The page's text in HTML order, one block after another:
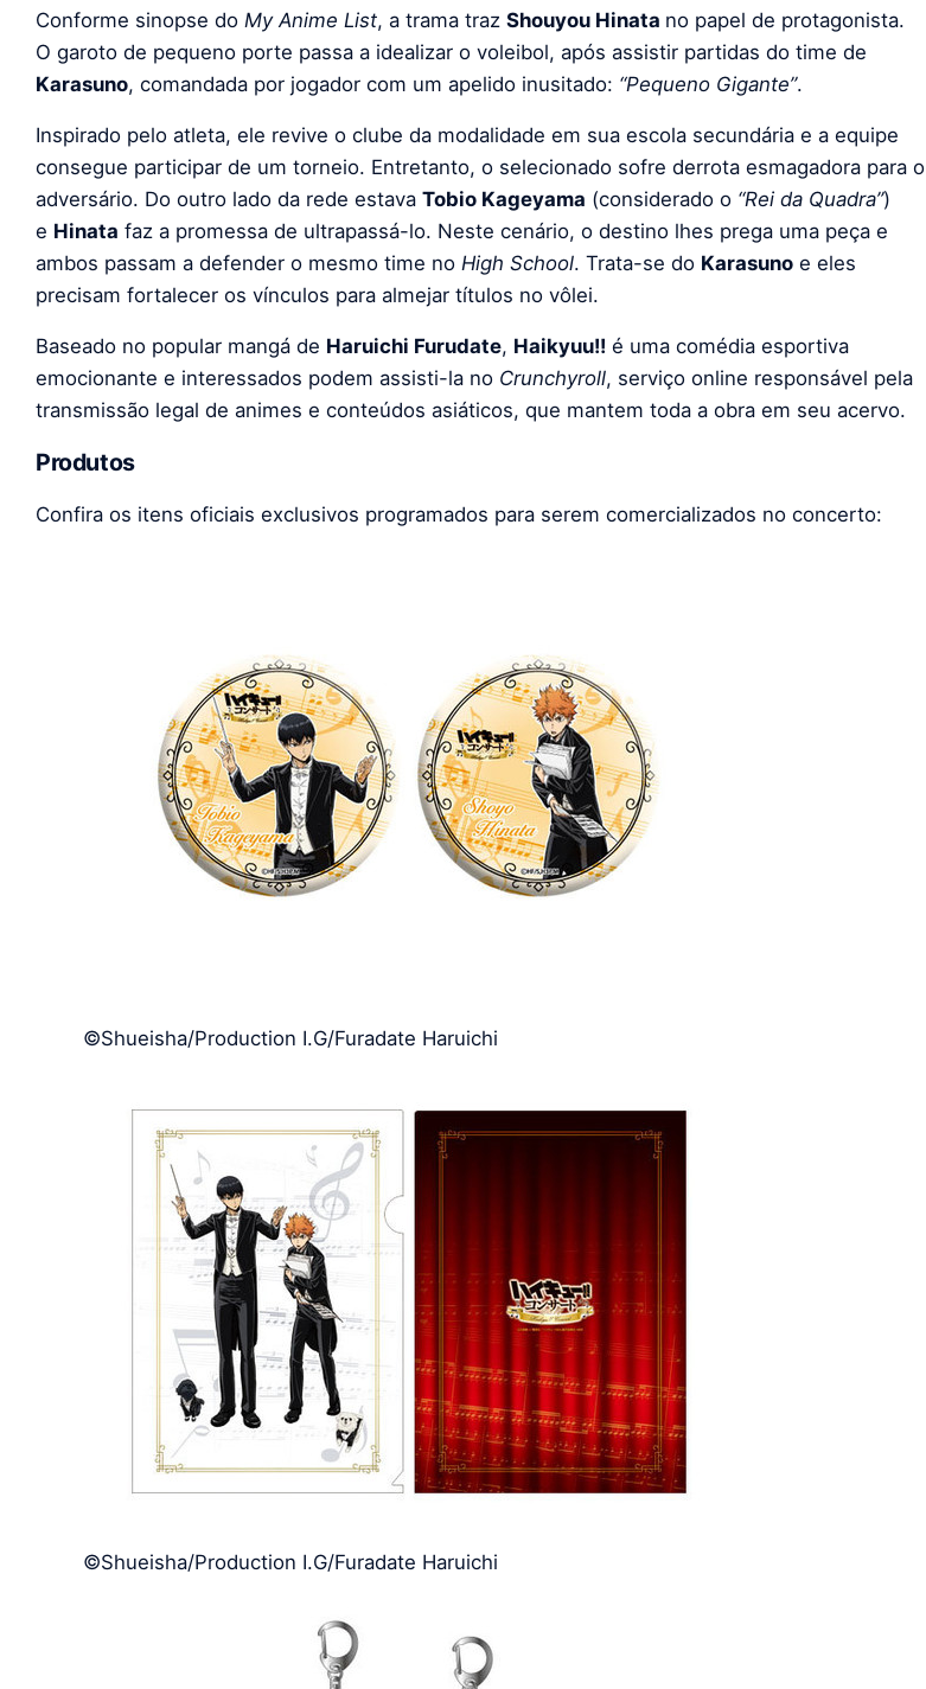
Conforme sinopse do My Anime List, a trama traz Shouyou Hinata no papel de protagonista.
O garoto de pequeno porte passa a idealizar o voleibol, após assistir partidas do time de
Karasuno, comandada por jogador com um apelido inusitado: “Pequeno Gigante”.
Inspirado pelo atleta, ele revive o clube da modalidade em sua escola secundária e a equipe
consegue participar de um torneio. Entretanto, o selecionado sofre derrota esmagadora para o
adversário. Do outro lado da rede estava Tobio Kageyama (considerado o “Rei da Quadra”)
e Hinata faz a promessa de ultrapassá-lo. Neste cenário, o destino lhes prega uma peça e
ambos passam a defender o mesmo time no High School. Trata-se do Karasuno e eles
precisam fortalecer os vínculos para almejar títulos no vôlei.
Baseado no popular mangá de Haruichi Furudate, Haikyuu!! é uma comédia esportiva
emocionante e interessados podem assisti-la no Crunchyroll, serviço online responsável pela
transmissão legal de animes e conteúdos asiáticos, que mantem toda a obra em seu acervo.
Produtos
Confira os itens oficiais exclusivos programados para serem comercializados no concerto:
©Shueisha/Production I.G/Furadate Haruichi
©Shueisha/Production I.G/Furadate Haruichi